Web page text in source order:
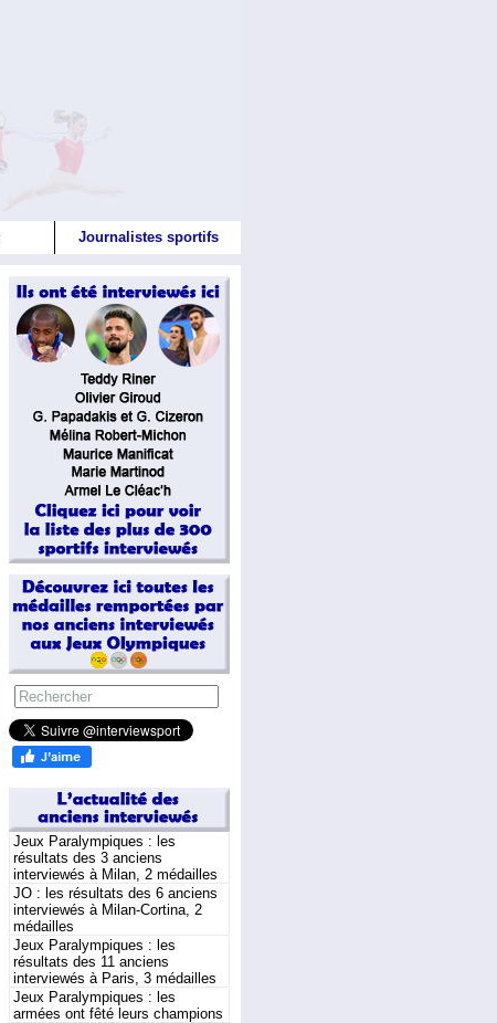
Journalistes sportifs
Jeux Paralympiques : les
résultats des 3 anciens
interviewés à Milan, 2 médailles
JO : les résultats des 6 anciens
interviewés à Milan-Cortina, 2
médailles
Jeux Paralympiques : les
résultats des 11 anciens
interviewés à Paris, 3 médailles
Jeux Paralympiques : les
armées ont fêté leurs champions